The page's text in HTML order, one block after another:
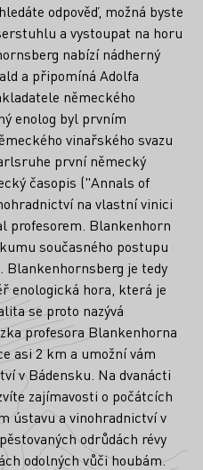
odpověď, možná byste
a vystoupat na horu
nabízí nádherný
a připomíná Adolfa
německého
enolog byl prvním
vinařského svazu
první německý
časopis ("Annals of
na vlastní vinici
profesorem. Blankenhorn
současného postupu
Blankenhornsberg je tedy
enologická hora, která je
se proto nazývá
profesora Blankenhorna
asi 2 km a umožní vám
v Bádensku. Na dvanácti
zajímavosti o počátcích
ústavu a vinohradnictví v
odrůdách révy
odolných vůči houbám.